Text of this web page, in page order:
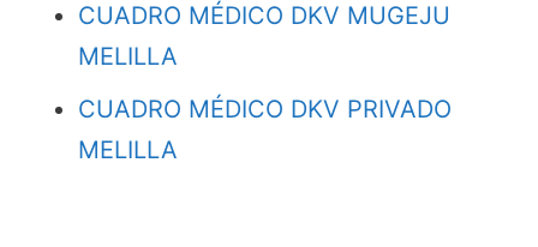
CUADRO MÉDICO DKV MUGEJU
MELILLA
CUADRO MÉDICO DKV PRIVADO
MELILLA